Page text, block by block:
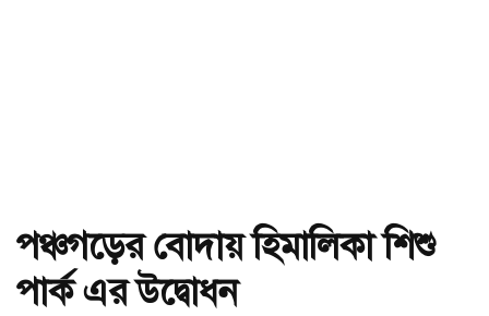
পঞ্চগড়ের বোদায় হিমালিকা শিশু
পার্ক এর উদ্বোধন